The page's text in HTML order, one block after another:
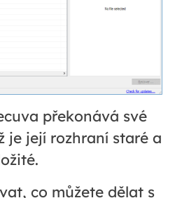
překonává své
je její rozhraní staré a
co můžete dělat s